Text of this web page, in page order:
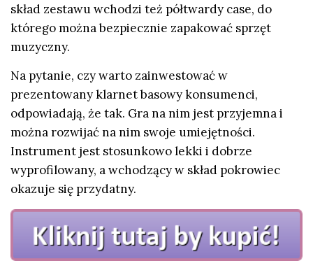
skład zestawu wchodzi też półtwardy case, do
którego można bezpiecznie zapakować sprzęt
muzyczny.
Na pytanie, czy warto zainwestować w
prezentowany klarnet basowy konsumenci,
odpowiadają, że tak. Gra na nim jest przyjemna i
można rozwijać na nim swoje umiejętności.
Instrument jest stosunkowo lekki i dobrze
wyprofilowany, a wchodzący w skład pokrowiec
okazuje się przydatny.